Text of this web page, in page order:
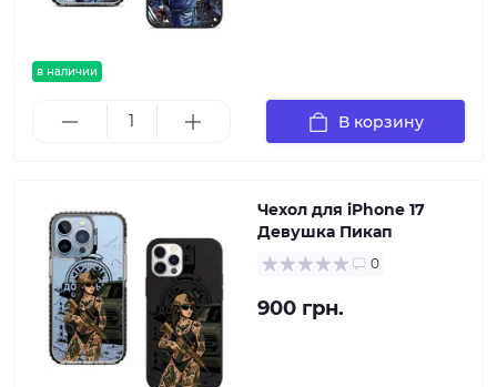
в наличии
В корзину
Чехол для iPhone 17
Девушка Пикап
0
900 грн.